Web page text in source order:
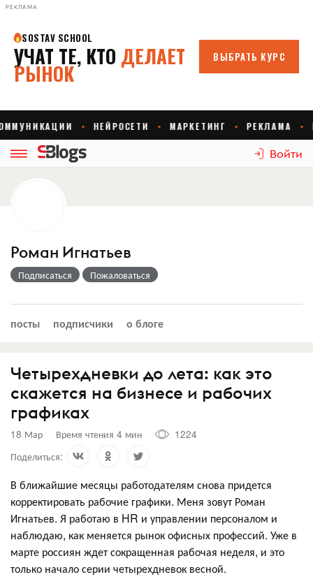
РЕКЛАМА
Войти
Роман Игнатьев
Подписаться Пожаловаться
посты подписчики о блоге
Четырехдневки до лета: как это
скажется на бизнесе и рабочих
графиках
18 Мар Время чтения 4 мин
1224
Поделиться:
В ближайшие месяцы работодателям снова придется
корректировать рабочие графики. Меня зовут Роман
Игнатьев. Я работаю в HR и управлении персоналом и
наблюдаю, как меняется рынок офисных профессий. Уже в
марте россиян ждет сокращенная рабочая неделя, и это
только начало серии четырехдневок весной.